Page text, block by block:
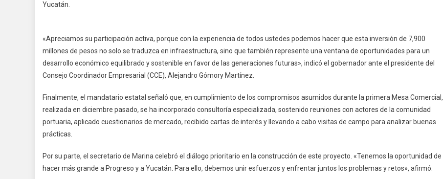
Yucatán.
«Apreciamos su participación activa, porque con la experiencia de todos ustedes podemos hacer que esta inversión de 7,900
millones de pesos no solo se traduzca en infraestructura, sino que también represente una ventana de oportunidades para un
desarrollo económico equilibrado y sostenible en favor de las generaciones futuras», indicó el gobernador ante el presidente del
Consejo Coordinador Empresarial (CCE), Alejandro Gómory Martínez.
Finalmente, el mandatario estatal señaló que, en cumplimiento de los compromisos asumidos durante la primera Mesa Comercial,
realizada en diciembre pasado, se ha incorporado consultoría especializada, sostenido reuniones con actores de la comunidad
portuaria, aplicado cuestionarios de mercado, recibido cartas de interés y llevando a cabo visitas de campo para analizar buenas
prácticas.
Por su parte, el secretario de Marina celebró el diálogo prioritario en la construcción de este proyecto. «Tenemos la oportunidad de
hacer más grande a Progreso y a Yucatán. Para ello, debemos unir esfuerzos y enfrentar juntos los problemas y retos», afirmó.